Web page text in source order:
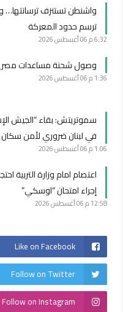
واشنطن تستنزف
ترسم حدود المعركة
6:32 م 06 أغسطس 2026
وصول شحنة مساعدات
1:36 م 06 أغسطس 2026
سموتريتش: بقاء “الجيش
في لبنان ضروري لأمن
1:06 م 06 أغسطس 2026
اعتصام امام وزارة التربية
إجراء امتحان “اوسكي”
12:58 م 06 أغسطس 2026
Like on Facebook
Follow on Twitter
Follow on Instagram